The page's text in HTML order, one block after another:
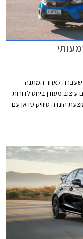
שעברה לאחר המתנה
עם עיצוב מעודן ביחס לדורות
הונדה סיוויק סדאן עם
גם הגרסה המשווקת